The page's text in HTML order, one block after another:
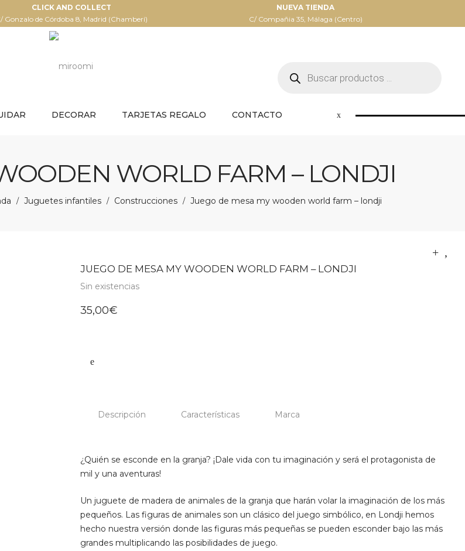
CLICK AND COLLECT
Gonzalo de Córdoba 8, Madrid (Chamberí)
NUEVA TIENDA
C/ Compañia 35, Málaga (Centro)
productos
DECORAR TARJETAS REGALO CONTACTO
WORLD FARM – LONDJI
/ Juguetes infantiles / Construcciones / Juego de mesa my wooden world farm – londji
JUEGO DE MESA MY WOODEN WORLD FARM – LONDJI
Sin existencias
35,00€
Descripción Características Marca
¿Quién se esconde en la granja? ¡Dale vida con tu imaginación y será el protagonista de
mil y una aventuras!
Un juguete de madera de animales de la granja que harán volar la imaginación de los más
pequeños. Las figuras de animales son un clásico del juego simbólico, en Londji hemos
hecho nuestra versión donde las figuras más pequeñas se pueden esconder bajo las más
grandes multiplicando las posibilidades de juego.